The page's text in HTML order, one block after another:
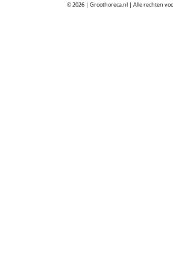
© 2026 | Groothoreca.nl | Alle rechten